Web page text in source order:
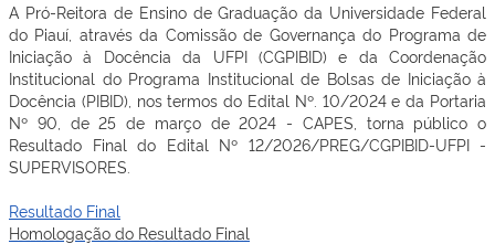
A Pró-Reitora de Ensino de Graduação da Universidade Federal
do Piauí, através da Comissão de Governança do Programa de
Iniciação à Docência da UFPI (CGPIBID) e da Coordenação
Institucional do Programa Institucional de Bolsas de Iniciação à
Docência (PIBID), nos termos do Edital Nº. 10/2024 e da Portaria
Nº 90, de 25 de março de 2024 - CAPES, torna público o
Resultado Final do Edital Nº 12/2026/PREG/CGPIBID-UFPI -
SUPERVISORES.
Resultado Final
Homologação do Resultado Final